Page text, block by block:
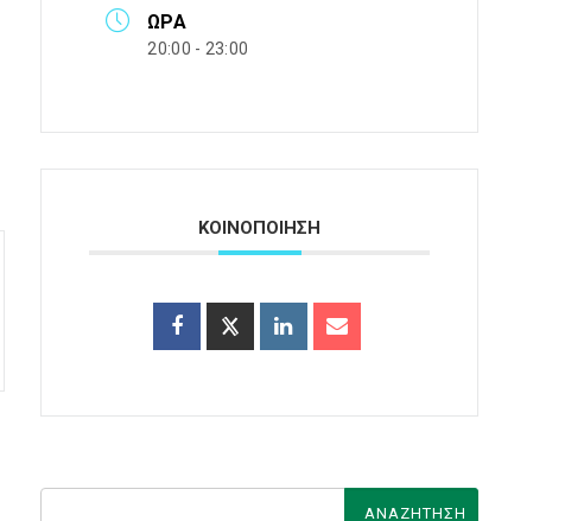
ΏΡΑ
20:00 - 23:00
ΚΟΙΝΟΠΟΙΗΣΗ